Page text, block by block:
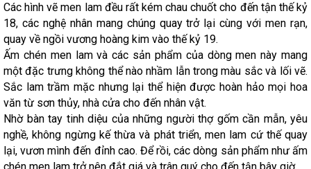
Các hình vẽ men lam đều rất kém chau chuốt cho đến tận thế kỷ
18, các nghệ nhân mang chúng quay trở lại cùng với men rạn,
quay về ngồi vương hoàng kim vào thế kỷ 19.
Ấm chén men lam và các sản phẩm của dòng men này mang
một đặc trưng không thể nào nhầm lẫn trong màu sắc và lối vẽ.
Sắc lam trầm mặc nhưng lại thể hiện được hoàn hảo mọi hoa
văn từ sơn thủy, nhà cửa cho đến nhân vật.
Nhờ bàn tay tinh diệu của những người thợ gốm cần mẫn, yêu
nghề, không ngừng kế thừa và phát triển, men lam cứ thế quay
lại, vươn mình đến đỉnh cao. Để rồi, các dòng sản phẩm như ấm